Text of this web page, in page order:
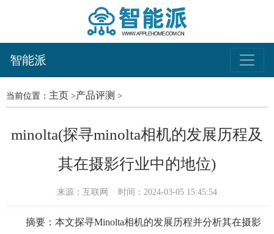
智能派
当前位置： 主页 >产品评测 >
minolta(探寻minolta相机的发展历程及
其在摄影行业中的地位)
来源：互联网 时间：2024-03-05 15:45:54
摘要：本文探寻Minolta相机的发展历程并分析其在摄影